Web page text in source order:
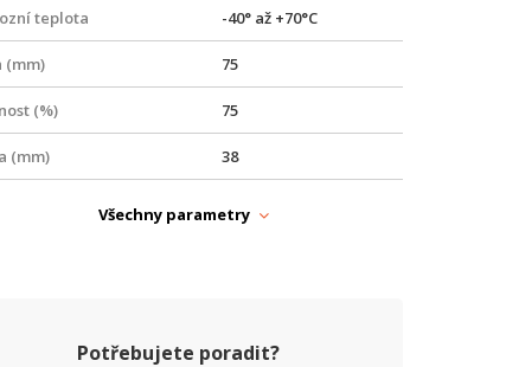
teplota -40° až +70°C
(mm) 75
(%) 75
(mm) 38
ETHERNET
Všechny parametry
Potřebujete poradit?